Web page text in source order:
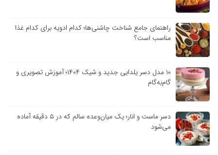
راهنمای جامع شناخت چاشنی‌ها؛ کدام ادویه برای کدام غذا
مناسب است؟
۱۰ مدل دسر یلدایی جدید و شیک ۱۴۰۴؛ آموزش تصویری و
گام‌به‌گام
دسر ماست و انار؛ یک میان‌وعده سالم که در ۵ دقیقه آماده
می‌شود